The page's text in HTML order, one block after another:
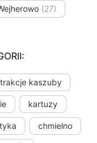
(27)
kaszuby
kartuzy
chmielno